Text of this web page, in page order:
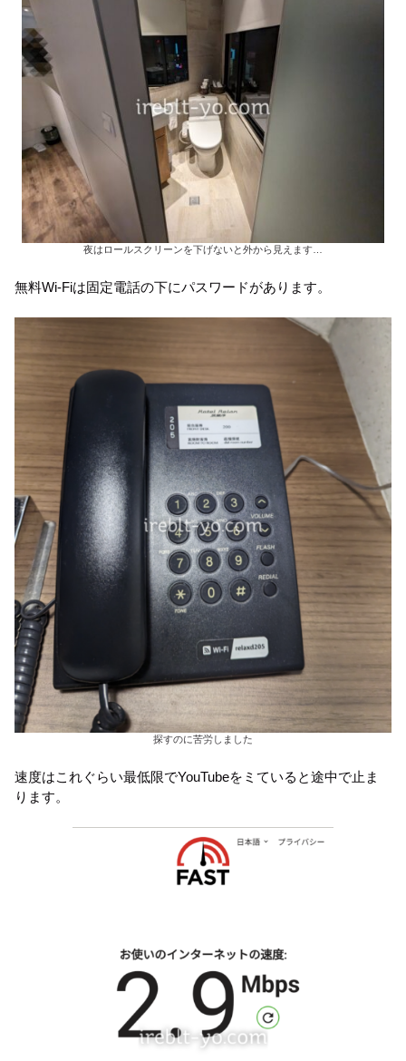
夜はロールスクリーンを下げないと外から見えます…
無料Wi-Fiは固定電話の下にパスワードがあります。
探すのに苦労しました
速度はこれぐらい最低限でYouTubeをミていると途中で止ま
ります。